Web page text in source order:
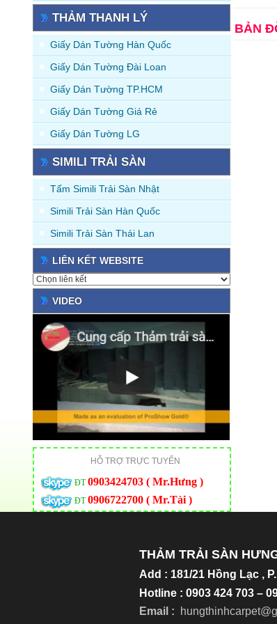
THẢM THANH LÝ
Giấy Dán Tường Hàn Quốc
Giấy Dán Tường Đài Loan
Giấy Dán Tường TP.HCM
Giấy Dán Tường Giá Rẻ
Giấy Dán Tường LG
SIMILI TRẢI SÀN
Tấm Simili Trải Sàn Nhật
Simili Trải Sàn Hàn Quốc
Simili Trải Sàn Thái Lan
LIÊN KẾT WEBSITE
VIDEO
HỖ TRỢ TRỰC TUYẾN
ĐT0903424703 ( Mr.Hưng )
ĐT0906722700 ( Mr.Tài )
BẢN
THẢM TRẢI SÀN
Add : 181/21 Hồng Lạc ,
Hotline : 0903 424 703 –
Email :